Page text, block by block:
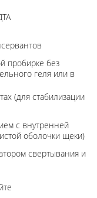
пробирке без
геля или в
(для стабилизации
с внутренней
оболочки щеки)
свертывания и